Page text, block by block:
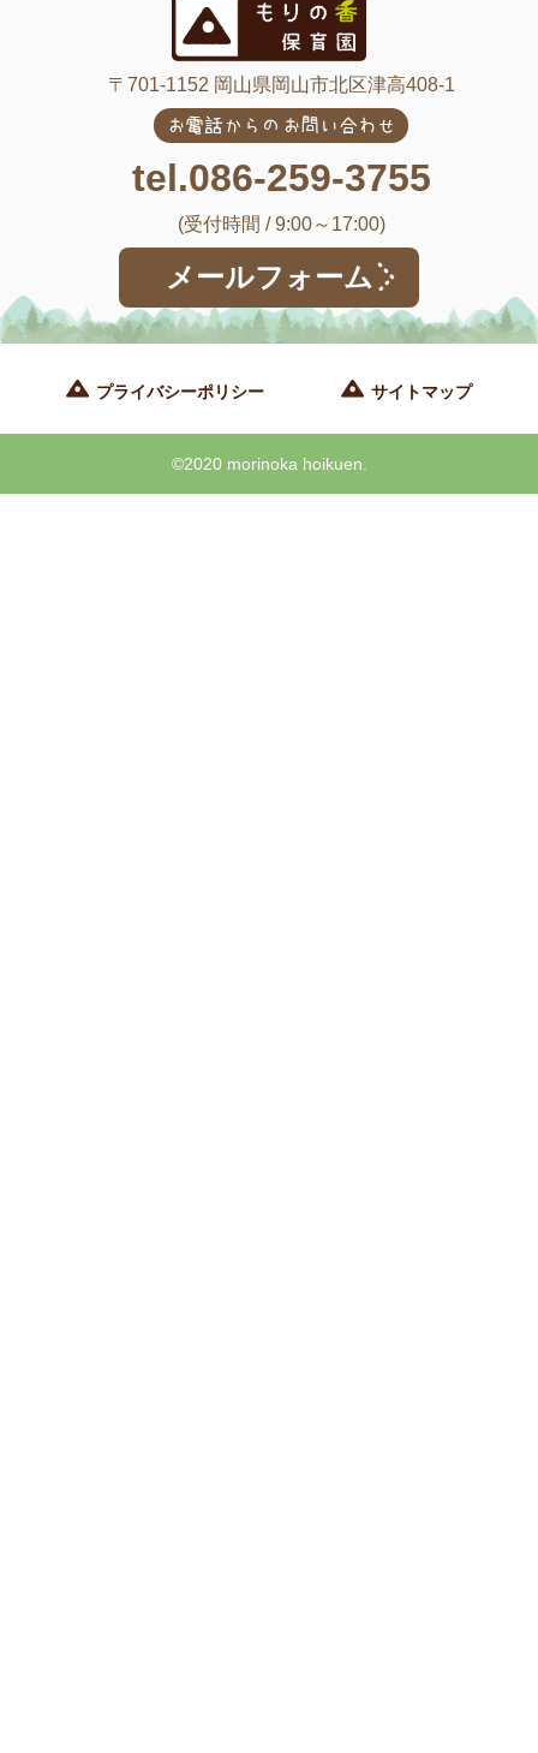
〒701-1152 岡山県岡山市北区津高408-1
お電話からのお問い合わせ
tel.086-259-3755
(受付時間 / 9:00～17:00)
メールフォーム
プライバシーポリシー サイトマップ
©2020 morinoka hoikuen.